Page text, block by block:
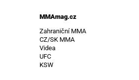
MMAmag.cz
Zahraniční MMA
CZ/SK MMA
Videa
UFC
KSW